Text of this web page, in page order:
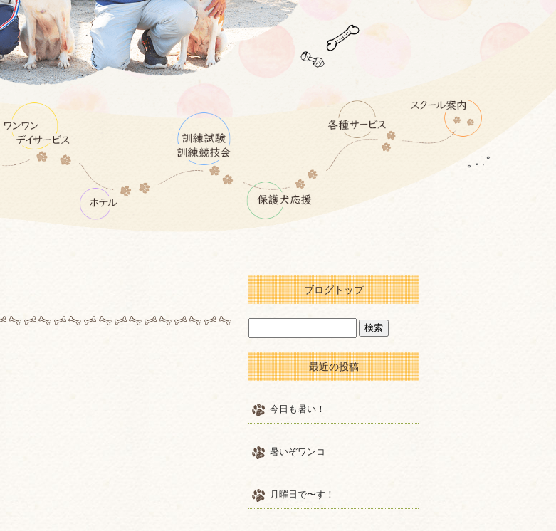
ブログトップ
最近の投稿
今日も暑い！
暑いぞワンコ
月曜日で〜す！